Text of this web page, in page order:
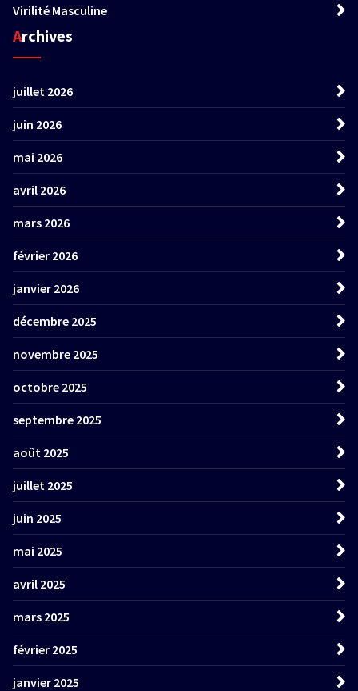
Virilité Masculine
Archives
juillet 2026
juin 2026
mai 2026
avril 2026
mars 2026
février 2026
janvier 2026
décembre 2025
novembre 2025
octobre 2025
septembre 2025
août 2025
juillet 2025
juin 2025
mai 2025
avril 2025
mars 2025
février 2025
janvier 2025